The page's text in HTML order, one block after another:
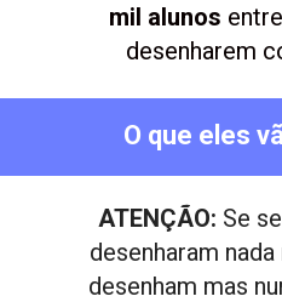
mil alunos
desenharem
O que eles
ATENÇÃO: Se
desenharam
desenham mas